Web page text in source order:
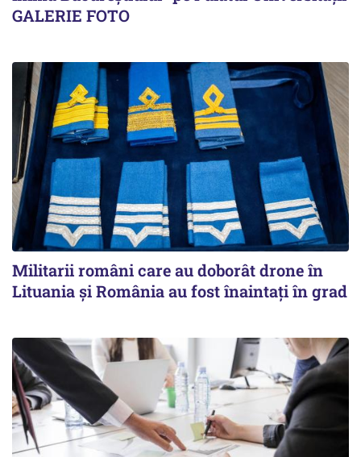
GALERIE FOTO
Militarii români care au doborât drone în
Lituania şi România au fost înaintaţi în grad